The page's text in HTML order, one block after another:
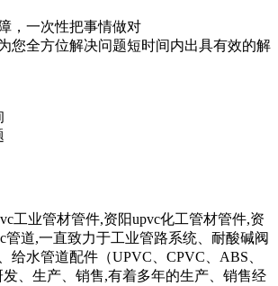
，一次性把事情做对
您全方位解决问题短时间内出具有效的解
工业管材管件,资阳upvc化工管材管件,资
管道,一直致力于工业管路系统、耐酸碱阀
给水管道配件（UPVC、CPVC、ABS、
发、生产、销售,有着多年的生产、销售经